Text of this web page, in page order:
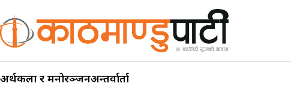
अर्थकला र मनोरञ्जनअन्तर्वार्ता